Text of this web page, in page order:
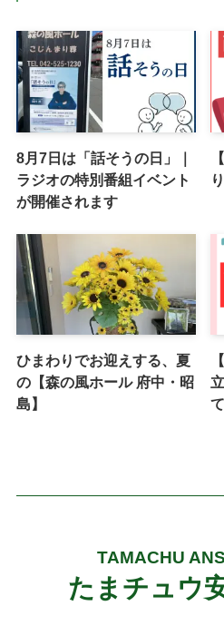
8月7日は「話そうの日」｜
ラジオの特別番組イベント
が開催されます
ひまわりでお迎えする、夏
の【森の風ホール 府中・昭
島】
TAMACHU
たまチュウ